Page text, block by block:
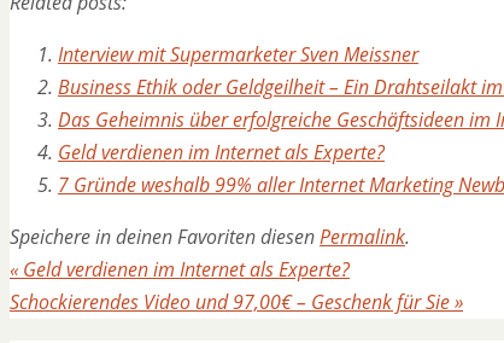
Interview mit Supermarketer Sven Meissner
Business Ethik oder Geldgeilheit – Ein Drahtseilakt
Das Geheimnis über erfolgreiche Geschäftsideen im
Geld verdienen im Internet als Experte?
7 Gründe weshalb 99% aller Internet Marketing
Speichere in deinen Favoriten diesenPermalink.
« Geld verdienen im Internet als Experte?
Schockierendes Video und 97,00€ – Geschenk für Sie»